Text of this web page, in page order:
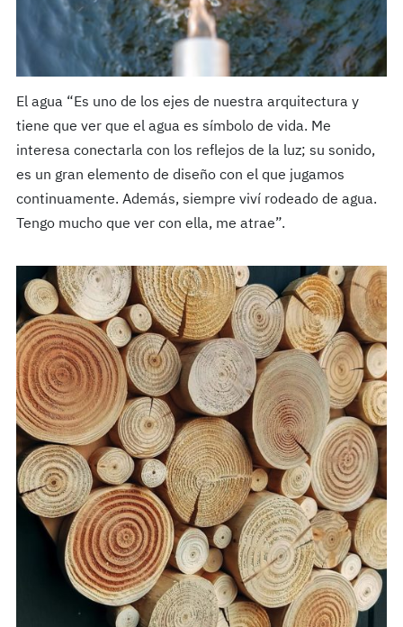
El agua “Es uno de los ejes de nuestra arquitectura y
tiene que ver que el agua es símbolo de vida. Me
interesa conectarla con los reflejos de la luz; su sonido,
es un gran elemento de diseño con el que jugamos
continuamente. Además, siempre viví rodeado de agua.
Tengo mucho que ver con ella, me atrae”.